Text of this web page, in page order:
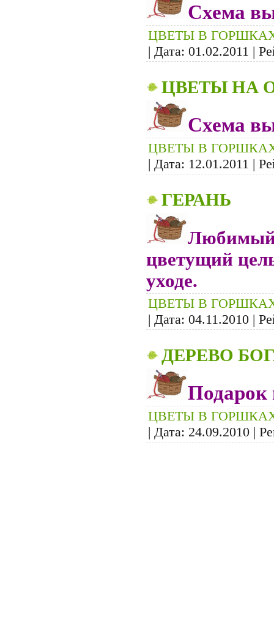
Схема
ЦВЕТЫ В
| Дата: 01.02.2011 |
ЦВЕТЫ НА
Схема
ЦВЕТЫ В
| Дата: 12.01.2011 |
ГЕРАНЬ
Любимый
цветущий
уходе.
ЦВЕТЫ В
| Дата: 04.11.2010 |
ДЕРЕВО
Подарок
ЦВЕТЫ В
| Дата: 24.09.2010 |